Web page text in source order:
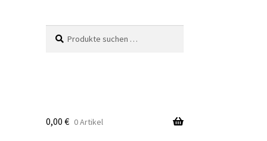
nach:
0,00 € 0 Artikel